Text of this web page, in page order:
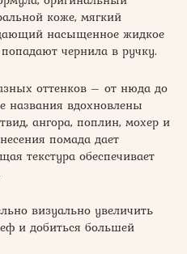
коже, мягкий
насыщенное жидкое
чернила в ручку.
оттенков – от нюда до
названия вдохновлены
ангора, поплин, мохер и
помада дает
текстура обеспечивает
визуально увеличить
и добиться большей